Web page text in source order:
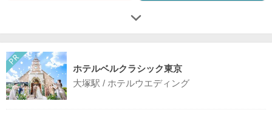
ホテルベルクラシック東京
大塚駅 / ホテルウエディング